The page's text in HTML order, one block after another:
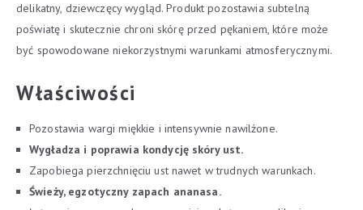
delikatny, dziewczęcy wygląd. Produkt pozostawia subtelną
poświatę i skutecznie chroni skórę przed pękaniem, które może
być spowodowane niekorzystnymi warunkami atmosferycznymi.
Właściwości
Pozostawia wargi miękkie i intensywnie nawilżone.
Wygładza i poprawia kondycję skóry ust.
Zapobiega pierzchnięciu ust nawet w trudnych warunkach.
Świeży, egzotyczny zapach ananasa.